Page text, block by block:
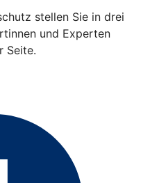
stellen Sie in drei
und Experten
Seite.